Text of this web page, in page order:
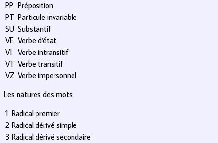
PP Préposition
PT Particule invariable
SU Substantif
VE Verbe d'état
VI
Verbe intransitif
VT Verbe transitif
VZ Verbe impersonnel
Les natures des mots:
1 Radical premier
2 Radical dérivé simple
3 Radical dérivé secondaire